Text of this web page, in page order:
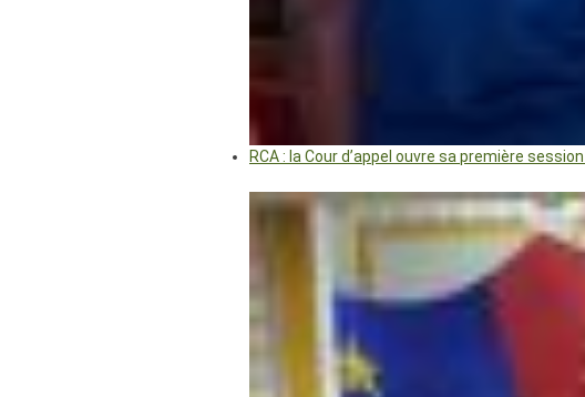
RCA : la Cour d’appel ouvre sa première